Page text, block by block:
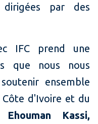
par des
IFC prend une
que nous nous
ensemble
d'Ivoire et du
Ehouman Kassi,